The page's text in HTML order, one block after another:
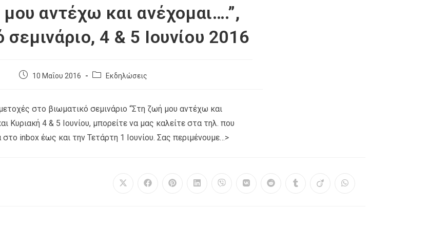
αντέχω και ανέχομαι….”,
σεμινάριο, 4 & 5 Ιουνίου 2016
10 Μαΐου 2016 Εκδηλώσεις
στο βιωματικό σεμινάριο “Στη ζωή μου αντέχω και
Κυριακή 4 & 5 Ιουνίου, μπορείτε να μας καλείτε στα τηλ. που
inbox έως και την Τετάρτη 1 Ιουνίου. Σας περιμένουμε…>